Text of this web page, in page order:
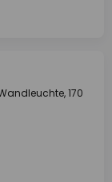
170